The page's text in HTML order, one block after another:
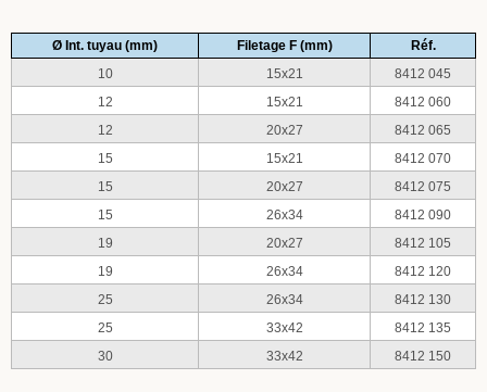
Ø Int. tuyau (mm) Filetage F (mm)
Réf.
10
15x21
8412 045
12
15x21
8412 060
12
20x27
8412 065
15
15x21
8412 070
15
20x27
8412 075
15
26x34
8412 090
19
20x27
8412 105
19
26x34
8412 120
25
26x34
8412 130
25
33x42
8412 135
30
33x42 8412 150